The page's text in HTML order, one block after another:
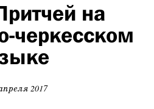
на
черкесском
2017